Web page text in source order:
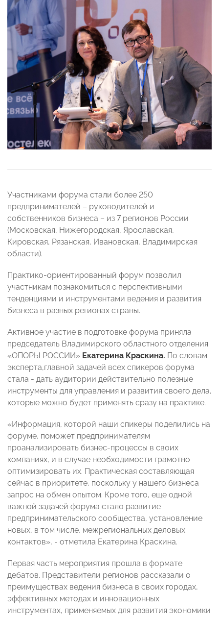
Участниками форума стали более 250
предпринимателей – руководителей и
собственников бизнеса – из 7 регионов России
(Московская, Нижегородская, Ярославская,
Кировская, Рязанская, Ивановская, Владимирская
области).
Практико-ориентированный форум позволил
участникам познакомиться с перспективными
тенденциями и инструментами ведения и развития
бизнеса в разных регионах страны.
Активное участие в подготовке форума приняла
председатель Владимирского областного отделения
«ОПОРЫ РОССИИ» Екатерина Краскина. По словам
эксперта,главной задачей всех спикеров форума
стала - дать аудитории действительно полезные
инструменты для управления и развития своего дела,
которые можно будет применять сразу на практике.
«Информация, которой наши спикеры поделились на
форуме, поможет предпринимателям
проанализировать бизнес-процессы в своих
компаниях, и в случае необходимости грамотно
оптимизировать их. Практическая составляющая
сейчас в приоритете, поскольку у нашего бизнеса
запрос на обмен опытом. Кроме того, еще одной
важной задачей форума стало развитие
предпринимательского сообщества, установление
новых, в том числе, межрегиональных деловых
контактов», - отметила Екатерина Краскина.
Первая часть мероприятия прошла в формате
дебатов. Представители регионов рассказали о
преимуществах ведения бизнеса в своих городах,
эффективных методах и инновационных
инструментах, применяемых для развития экономики